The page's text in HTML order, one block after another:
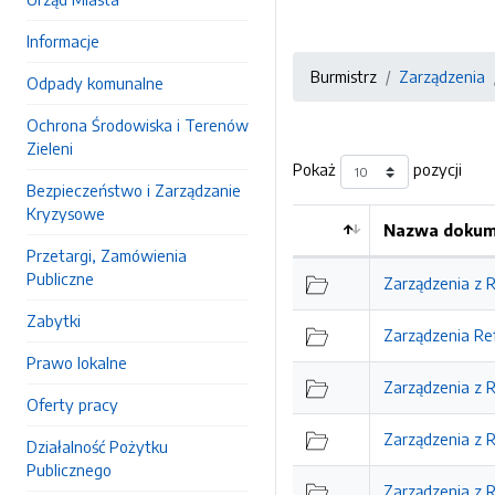
Informacje
Odpady komunalne
Ochrona Środowiska i Terenów
Zieleni
Bezpieczeństwo i Zarządzanie
Kryzysowe
Przetargi, Zamówienia
Publiczne
Zabytki
Prawo lokalne
Oferty pracy
Działalność Pożytku
Publicznego
Burmistrz Zarządzenia
Pokaż pozycji
Kolejność
Nazwa
Zarządzenia z
Zarządzenia
Zarządzenia z
Zarządzenia z
Zarządzenia z